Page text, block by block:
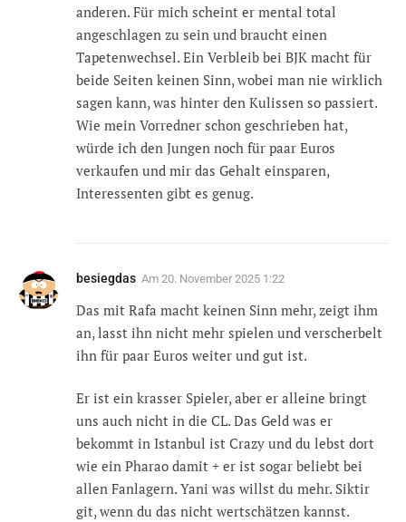
anderen. Für mich scheint er mental total
angeschlagen zu sein und braucht einen
Tapetenwechsel. Ein Verbleib bei BJK macht für
beide Seiten keinen Sinn, wobei man nie wirklich
sagen kann, was hinter den Kulissen so passiert.
Wie mein Vorredner schon geschrieben hat,
würde ich den Jungen noch für paar Euros
verkaufen und mir das Gehalt einsparen,
Interessenten gibt es genug.
besiegdas Am 20. November 2025 1:22
Das mit Rafa macht keinen Sinn mehr, zeigt ihm
an, lasst ihn nicht mehr spielen und verscherbelt
ihn für paar Euros weiter und gut ist.
Er ist ein krasser Spieler, aber er alleine bringt
uns auch nicht in die CL. Das Geld was er
bekommt in Istanbul ist Crazy und du lebst dort
wie ein Pharao damit + er ist sogar beliebt bei
allen Fanlagern. Yani was willst du mehr. Siktir
git, wenn du das nicht wertschätzen kannst.